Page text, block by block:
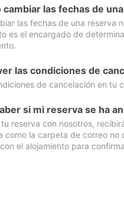
cambiar las fechas de
las fechas de una reserva
es el encargado de
las condiciones de
de cancelación en tu
si mi reserva se ha
reserva con nosotros,
como la carpeta de correo no
el alojamiento para